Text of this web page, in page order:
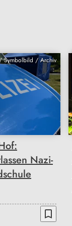
Symbolbild / Archiv
Nazi-
bookmark_border